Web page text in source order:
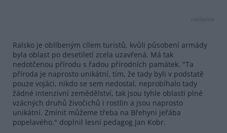
reklama
Ralsko je oblíbeným cílem turistů, kvůli působení armády
byla oblast po desetiletí zcela uzavřená. Má tak
nedotčenou přírodu s řadou přírodních památek. "Ta
příroda je naprosto unikátní, tím, že tady byli v podstatě
pouze vojáci, nikdo se sem nedostal, neprobíhalo tady
žádné intenzivní zemědělství, tak jsou tyhle oblasti plné
vzácných druhů živočichů i rostlin a jsou naprosto
unikátní. Zmínit můžeme třeba na Břehyni jeřába
popelavého," doplnil lesní pedagog Jan Kobr.